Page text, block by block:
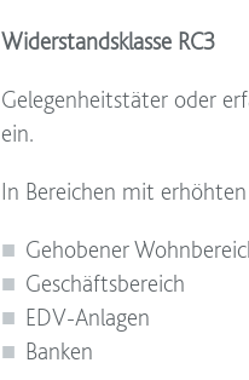
Widerstandsklasse RC3
Gelegenheitstäter oder
ein.
In Bereichen mit
Gehobener
Geschäftsbereich
EDV-Anlagen
Banken